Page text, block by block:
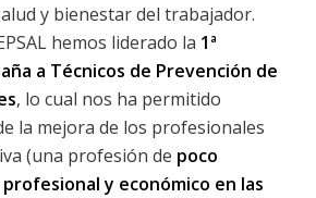
y bienestar del trabajador.
hemos liderado la 1ª
a Técnicos de Prevención de
, lo cual nos ha permitido
la mejora de los profesionales
(una profesión de poco
y económico en las